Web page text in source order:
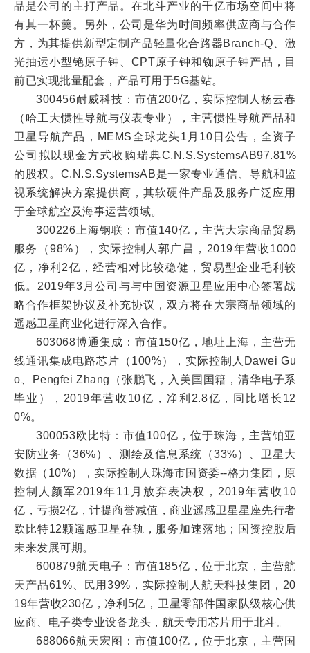
品是公司的主打产品。在北斗产业的千亿市场空间中将
有其一杯羹。另外，公司是华为时间频率供应商与合作
方，为其提供新型定制产品轻量化合路器Branch-Q、激
光抽运小型铯原子钟、CPT原子钟和铷原子钟产品，目
前已实现批量配套，产品可用于5G基站。
300456耐威科技：市值200亿，实际控制人杨云春
（哈工大惯性导航与仪表专业），主营惯性导航产品和
卫星导航产品，MEMS全球龙头1月10日公告，全资子
公司拟以现金方式收购瑞典C.N.S.SystemsAB97.81%
的股权。C.N.S.SystemsAB是一家专业通信、导航和监
视系统解决方案提供商，其软硬件产品及服务广泛应用
于全球航空及海事运营领域。
300226上海钢联：市值140亿，主营大宗商品贸易
服务（98%），实际控制人郭广昌，2019年营收1000
亿，净利2亿，经营相对比较稳健，贸易型企业毛利较
低。2019年3月公司与与中国资源卫星应用中心签署战
略合作框架协议及补充协议，双方将在大宗商品领域的
遥感卫星商业化进行深入合作。
603068博通集成：市值150亿，地址上海，主营无
线通讯集成电路芯片（100%），实际控制人Dawei Gu
o、Pengfei Zhang（张鹏飞，入美国国籍，清华电子系
毕业），2019年营收10亿，净利2.8亿，同比增长12
0%。
300053欧比特：市值100亿，位于珠海，主营铂亚
安防业务（36%）、测绘及信息系统（33%）、卫星大
数据（10%），实际控制人珠海市国资委--格力集团，原
控制人颜军2019年11月放弃表决权，2019年营收10
亿，亏损2亿，计提商誉减值，商业遥感卫星星座先行者
欧比特12颗遥感卫星在轨，服务加速落地；国资控股后
未来发展可期。
600879航天电子：市值185亿，位于北京，主营航
天产品61%、民用39%，实际控制人航天科技集团，20
19年营收230亿，净利5亿，卫星零部件国家队级核心供
应商、电子类专业设备龙头，航天专用芯片用于北斗。
688066航天宏图：市值100亿，位于北京，主营国